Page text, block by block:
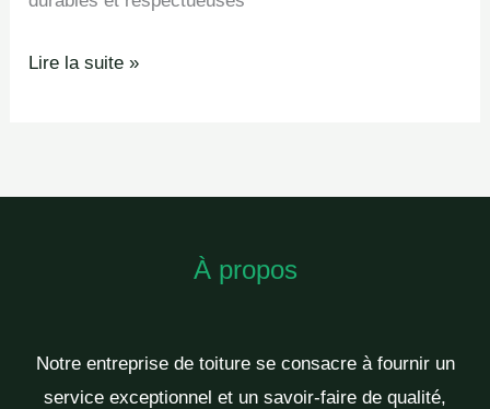
Lire la suite »
À propos
Notre entreprise de toiture se consacre à fournir un
service exceptionnel et un savoir-faire de qualité,